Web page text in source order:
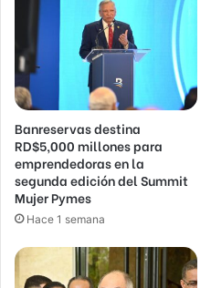
Banreservas destina
RD$5,000 millones para
emprendedoras en la
segunda edición del Summit
Mujer Pymes
Hace 1 semana